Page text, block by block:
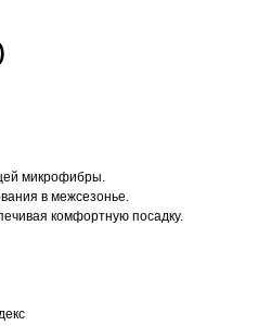
микрофибры.
в межсезонье.
комфортную посадку.